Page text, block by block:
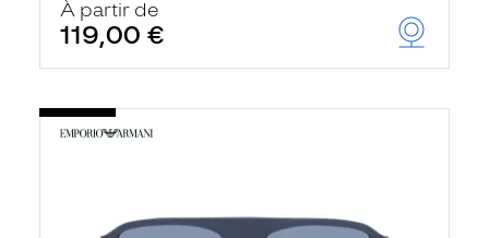
À partir de
119,00 €